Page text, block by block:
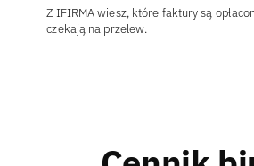
Z IFIRMA wiesz, które faktury są
czekają na przelew.